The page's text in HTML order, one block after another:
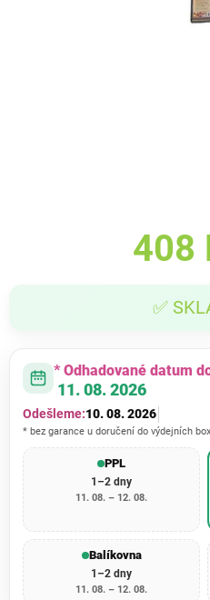
408
✅
* Odhadované datum
11. 08. 2026
Odešleme:10. 08. 2026
* bez garance u doručení do výdejních
PPL
1–2 dny
11. 08. – 12. 08.
Balíkovna
1–2 dny
11. 08. – 12. 08.